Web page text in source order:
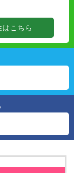
はこちら